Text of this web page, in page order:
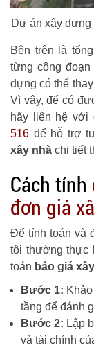
Dự án xây dựng
Bên trên là
từng công
dựng có thể
Vì vậy, để có
hãy liên hệ với
516 để hỗ trợ
xây nhà chi tiết
Cách tính
đơn giá
Để tính toán và
tôi thường thực
toán báo giá
Bước 1:
tầng để đánh
Bước 2: Lập
và tài chính